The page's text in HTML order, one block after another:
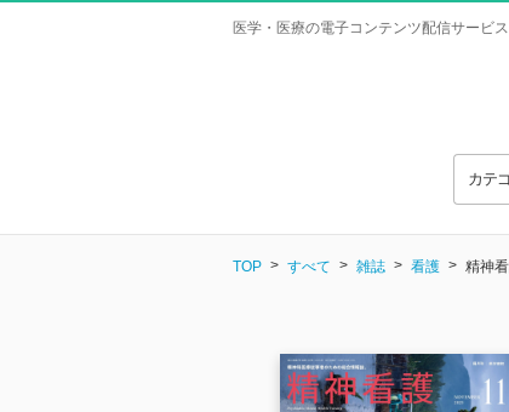
医学・医療の電子コンテンツ配信サービス
カテ
TOP すべて 雑誌 看護 精神